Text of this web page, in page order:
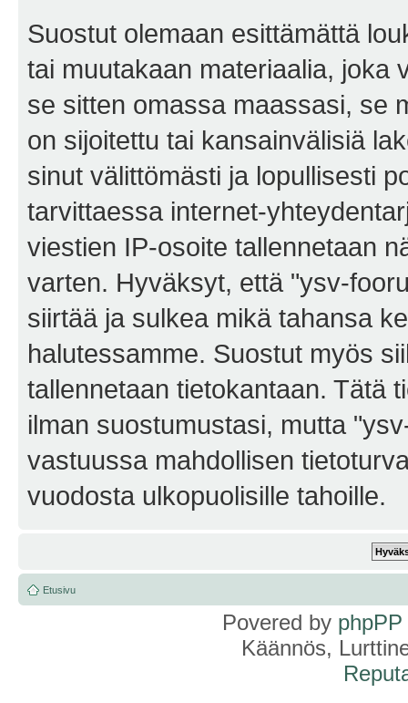
Suostut olemaan esittämättä
tai muutakaan materiaalia, joka
se sitten omassa maassasi, se
on sijoitettu tai kansainvälisiä
sinut välittömästi ja lopullisesti
tarvittaessa internet-
viestien IP-osoite tallennetaan
varten. Hyväksyt, että "ysv-
siirtää ja sulkea mikä tahansa
halutessamme. Suostut myös
tallennetaan tietokantaan. Tätä
ilman suostumustasi, mutta
vastuussa mahdollisen
vuodosta ulkopuolisille tahoille.
Etusivu
Povered by phpPP
Käännös,